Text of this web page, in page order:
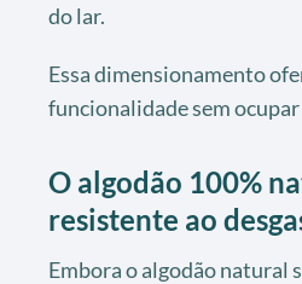
do lar.
Essa dimensionamento
funcionalidade sem
O algodão 100%
resistente ao
Embora o algodão natural